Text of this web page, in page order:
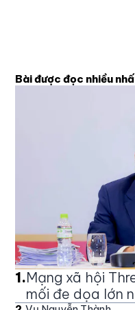
Bài được đọc nhiều
1.Mạng xã hội
mối đe dọa lớn